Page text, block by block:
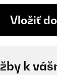
Vložiť
k